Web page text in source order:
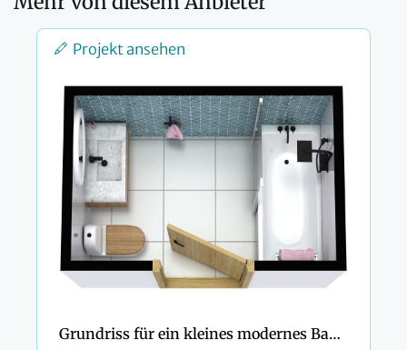
Projekt ansehen
Grundriss für ein kleines modernes Badezimmer